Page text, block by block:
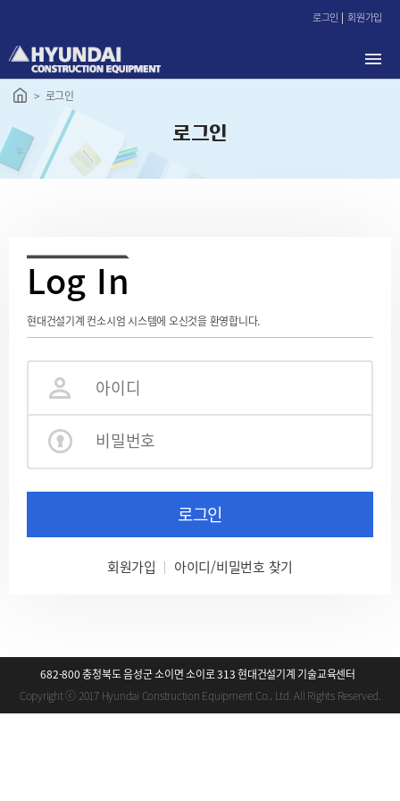
로
가
로그인 회원가입
로그인
로그인
Log In
현대건설기계 컨소시엄 시스템에 오신것을 환영합니다.
로그인
회원가입 아이디/비밀번호 찾기
682-800 충청북도 음성군 소이면 소이로 313 현대건설기계 기술교육센터
Copyright ⓒ 2017 Hyundai Construction Equipment Co., Ltd. All Rights Reserved.